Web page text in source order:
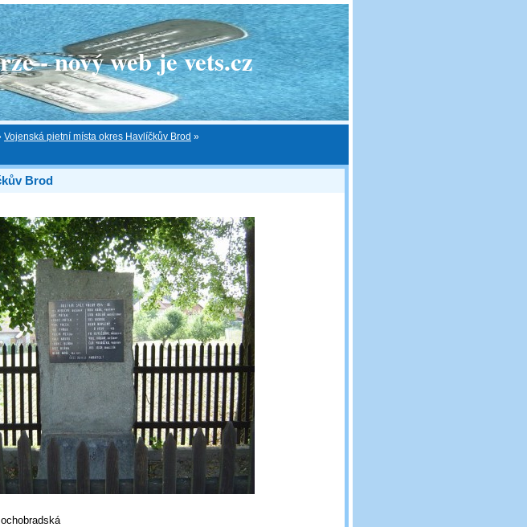
- nový web je vets.cz
Vojenská pietní místa okres Havlíčkův Brod »
Brod